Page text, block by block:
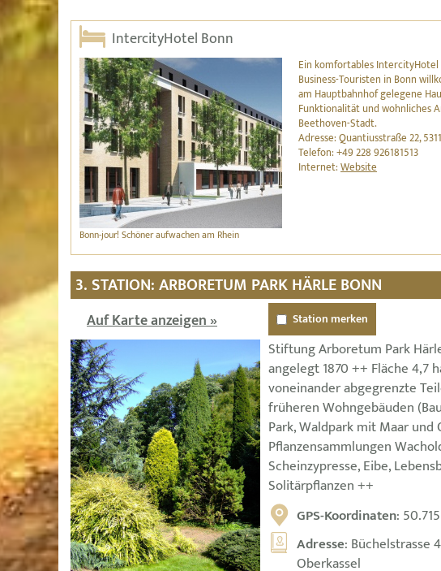
IntercityHotel Bonn
Bonn-jour! Schöner aufwachen am Rhein
Ein komfortables
Business-Touristen in Bonn
am Hauptbahnhof gelegene
Funktionalität und wohnliches
Beethoven-Stadt.
Adresse: Quantiusstraße 22,
Telefon: +49 228 926181513
Internet:Website
3. STATION: ARBORETUM PARK HÄRLE BONN
Auf Karte anzeigen » Station merken
Stiftung Arboretum Park
angelegt 1870 ++ Fläche 4,7
voneinander abgegrenzte
früheren Wohngebäuden
Park, Waldpark mit Maar und
Pflanzensammlungen
Scheinzypresse, Eibe,
Solitärpflanzen ++
GPS-Koordinaten:
Adresse: Büchelstrasse
Oberkassel